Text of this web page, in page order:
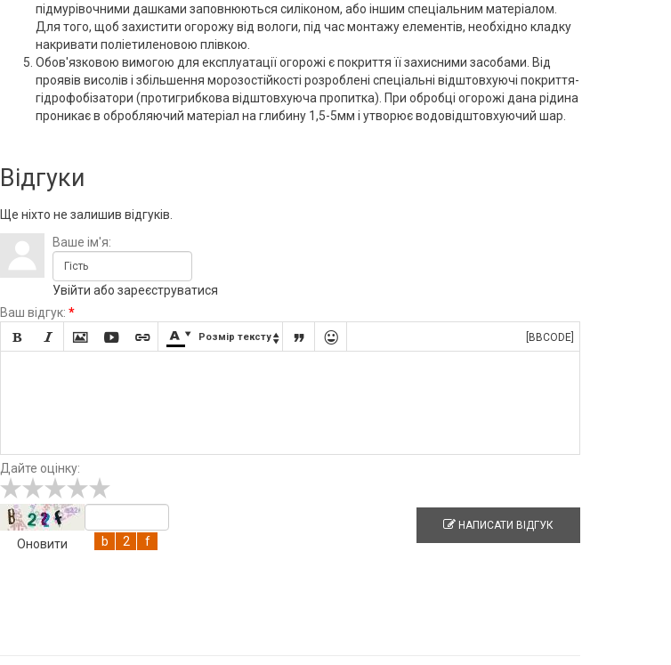
підмурівочними дашками заповнюються силіконом, або іншим спеціальним матеріалом.
Для того, щоб захистити огорожу від вологи, під час монтажу елементів, необхідно кладку
накривати поліетиленовою плівкою.
Обов'язковою вимогою для експлуатації огорожі є покриття її захисними засобами. Від
проявів висолів і збільшення морозостійкості розроблені спеціальні відштовхуючі покриття-
гідрофобізатори (протигрибкова відштовхуюча пропитка). При обробці огорожі дана рідина
проникає в обробляючий матеріал на глибину 1,5-5мм і утворює водовідштовхуючий шар.
Відгуки
Ще ніхто не залишив відгуків.
Ваше ім'я:
Увійти або зареєструватися
Ваш відгук: *
       Розмір тексту   [BBCODE]
Дайте оцінку:
Оновити
НАПИСАТИ ВІДГУК